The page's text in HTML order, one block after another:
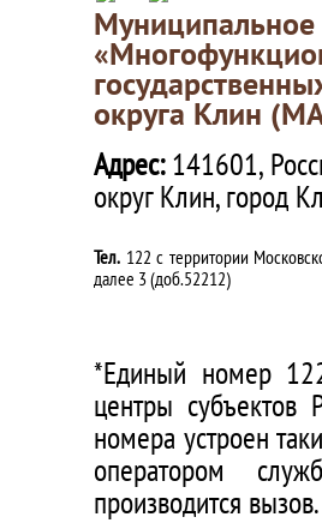
округа Клин
Адрес:141601,
округ Клин, город
Тел. 122 с территории
далее 3 (доб.52212)
*Единый номер
центры субъектов
номера устроен
оператором
производится вызов.